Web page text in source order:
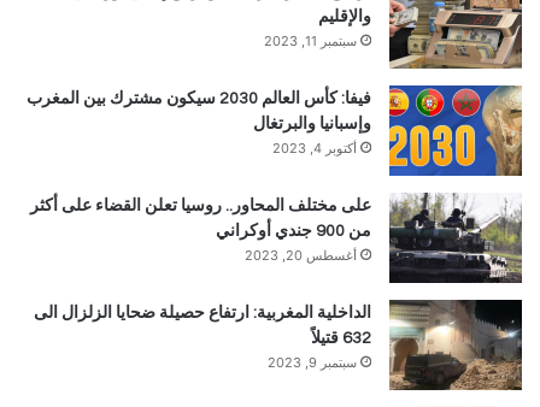
والإقليم
سبتمبر 11, 2023
فيفا: كأس العالم 2030 سيكون مشترك بين المغرب
وإسبانيا والبرتغال
أكتوبر 4, 2023
على مختلف المحاور.. روسيا تعلن القضاء على أكثر
من 900 جندي أوكراني
أغسطس 20, 2023
الداخلية المغربية: ارتفاع حصيلة ضحايا الزلزال الى
632 قتيلاً
سبتمبر 9, 2023